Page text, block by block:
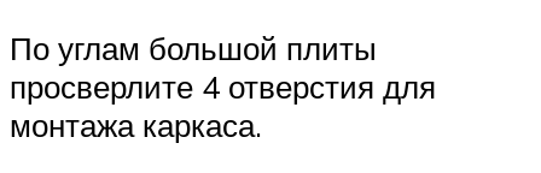
По углам большой плиты
просверлите 4 отверстия для
монтажа каркаса.